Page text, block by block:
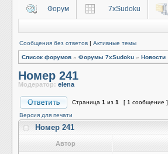
Форум 7xSudoku
Сообщения без ответов | Активные темы
Список форумов » Форумы 7xSudoku » Новости
Номер 241
Модератор: elena
Страница 1 из 1
[ 1 сообщение ]
Версия для печати
Номер 241
Автор